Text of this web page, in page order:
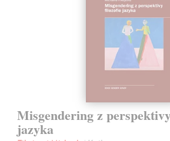
Misgendering z
jazyka